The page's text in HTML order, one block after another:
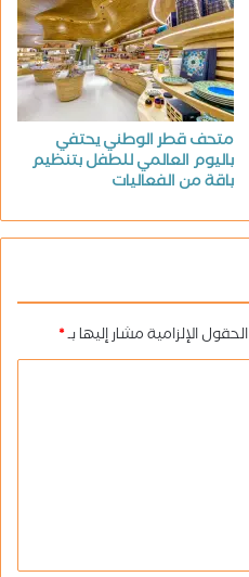
متحف قطر الوطني يحتفي
باليوم العالمي للطفل بتنظيم
باقة من الفعاليات
الحقول الإلزامية مشار إليها بـ*